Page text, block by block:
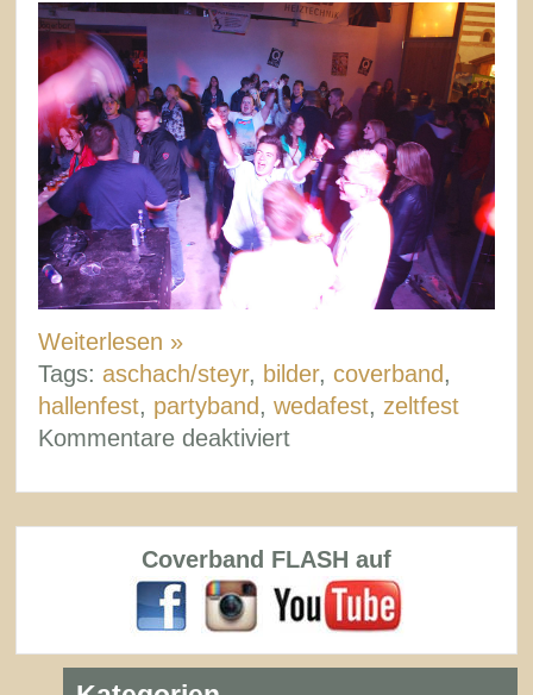
Weiterlesen »
Tags: aschach/steyr, bilder, coverband ,
hallenfest, partyband , wedafest, zeltfest
Kommentare deaktiviertfür
Wedafest
Aschach/Steyr
Coverband FLASH auf